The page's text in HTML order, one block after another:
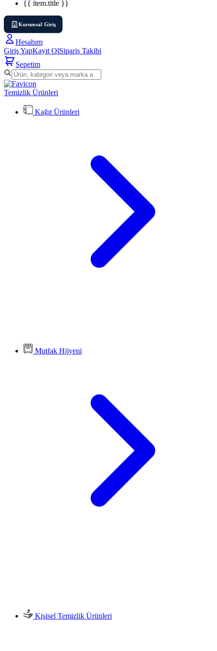
{{ item.title }}
Kurumsal Giriş
Hesabım
Giriş YapKayıt OlSipariş Takibi
Sepetim
Temizlik Ürünleri
Kağıt Ürünleri
Mutfak Hijyeni
Kişisel Temizlik Ürünleri